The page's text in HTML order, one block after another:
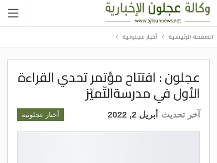
الصفحة الرئيسية أخبار عجلونية
عجلون : افتتاح مؤتمر تحدي القراءة
الأول في مدرسةالتّميّز
أخبار عجلونية آخر تحديث أبريل 2, 2022